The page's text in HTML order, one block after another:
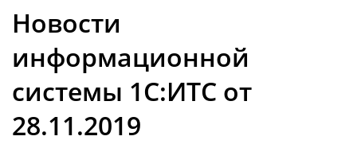
Новости
информационной
системы 1С:ИТС от
28.11.2019